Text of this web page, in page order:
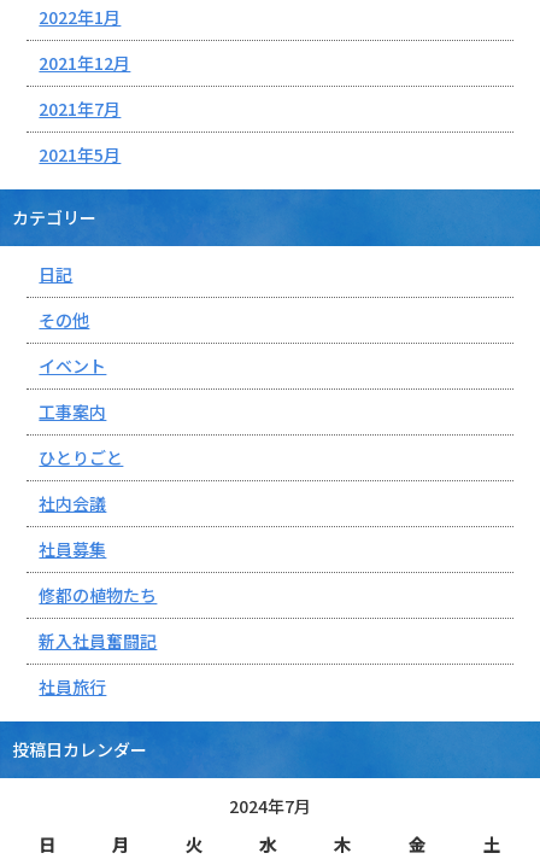
2022年1月
2021年12月
2021年7月
2021年5月
カテゴリー
日記
その他
イベント
工事案内
ひとりごと
社内会議
社員募集
修都の植物たち
新入社員奮闘記
社員旅行
投稿日カレンダー
2024年7月
日
月 火 水 木 金 土